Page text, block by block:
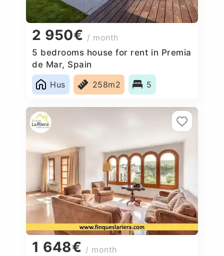
2 950€ / month
5 bedrooms house for rent in Premia
de Mar, Spain
Hus
258m2 5
1 648€ / month